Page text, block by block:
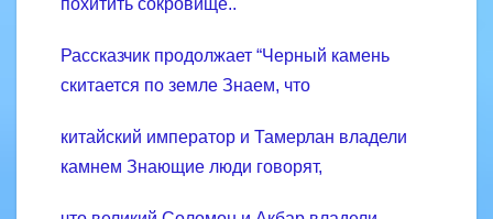
Рассказчик продолжает “Черный камень
скитается по земле Знаем, что
китайский император и Тамерлан владели
камнем Знающие люди говорят,